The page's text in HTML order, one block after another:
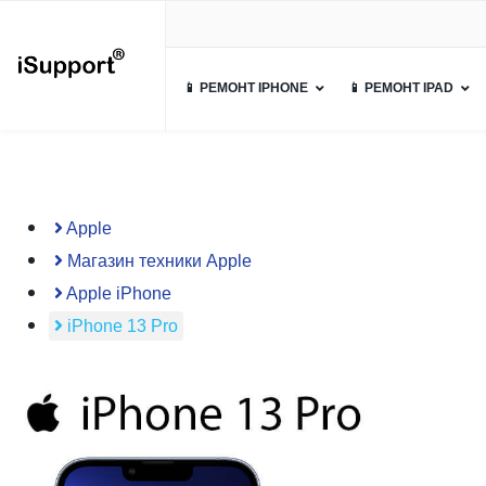
📱 РЕМОНТ IPHONE 📱 РЕМОНТ IPAD
Apple
Магазин техники Apple
Apple iPhone
iPhone 13 Pro